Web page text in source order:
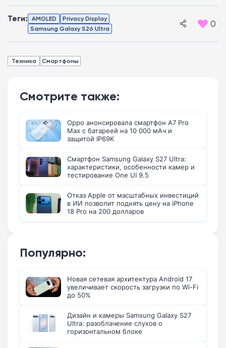
Теги: AMOLED
Privacy Display
Samsung Galaxy S26 Ultra
0
Техника Смартфоны
Смотрите также:
Oppo анонсировала смартфон A7 Pro
Max с батареей на 10 000 мАч и
защитой IP69K
Смартфон Samsung Galaxy S27 Ultra:
характеристики, особенности камер и
тестирование One UI 9.5
Отказ Apple от масштабных инвестиций
в ИИ позволит поднять цену на iPhone
18 Pro на 200 долларов
Популярно:
Новая сетевая архитектура Android 17
увеличивает скорость загрузки по Wi-Fi
до 50%
Дизайн и камеры Samsung Galaxy S27
Ultra: разоблачение слухов о
горизонтальном блоке